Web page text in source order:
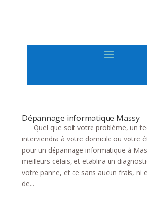
Dépannage informatique Massy
Quel que soit votre problème, un
interviendra à votre domicile ou votre
pour un dépannage informatique à
meilleurs délais, et établira un
votre panne, et ce sans aucun frais, ni
de...